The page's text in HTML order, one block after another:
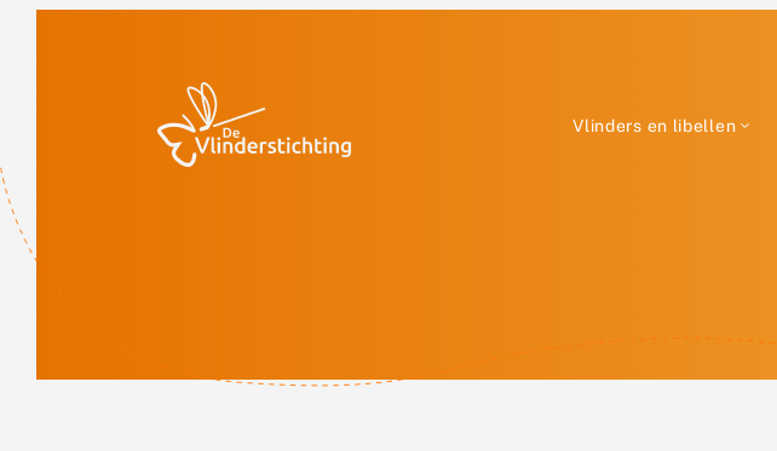
Vlinders en libellen